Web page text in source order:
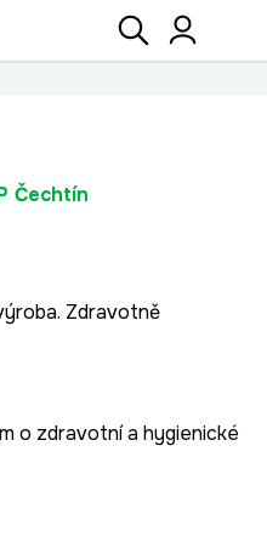
Hledat
Čechtín
Zdravotně
o zdravotní a hygienické